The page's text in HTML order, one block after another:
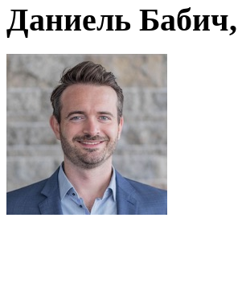
Даниель